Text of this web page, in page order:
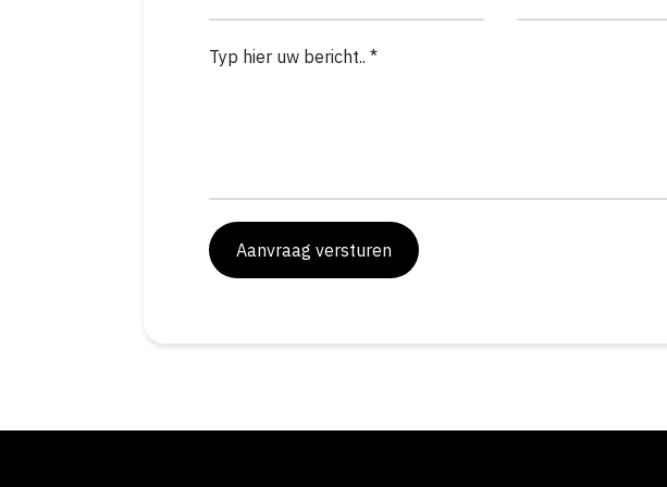
Aanvraag versturen